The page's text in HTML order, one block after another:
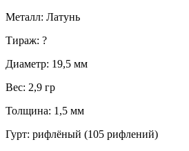
Металл: Латунь
Тираж: ?
Диаметр: 19,5 мм
Вес: 2,9 гр
Толщина: 1,5 мм
Гурт: рифлёный (105 рифлений)